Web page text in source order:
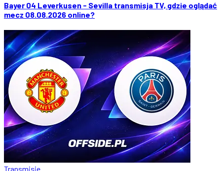
Bayer 04 Leverkusen - Sevilla transmisja TV, gdzie oglądać
mecz 08.08.2026 online?
Transmisje